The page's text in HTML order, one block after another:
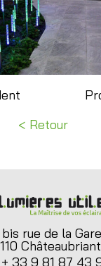
Retour
rue de la Gare
Châteaubriant
+ 33 9 81 87 43